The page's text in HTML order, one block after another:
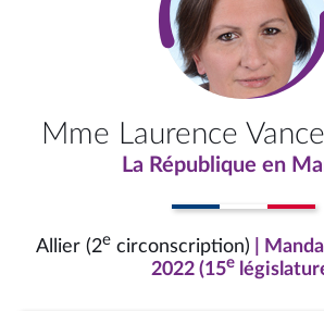
Mme Laurence
La République en
Allier (2ecirconscription)
|
2022 (15e